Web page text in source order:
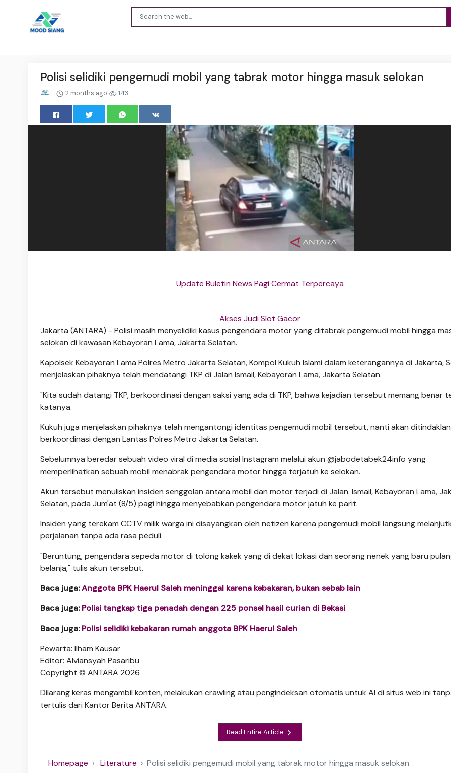
Polisi selidiki pengemudi mobil yang tabrak motor hingga masuk selokan
2 months ago 143
Update Buletin News Pagi Cermat Terpercaya
Akses Judi Slot Gacor
Jakarta (ANTARA) - Polisi masih menyelidiki kasus pengendara motor yang ditabrak pengemudi mobil hingga
selokan di kawasan Kebayoran Lama, Jakarta Selatan.
Kapolsek Kebayoran Lama Polres Metro Jakarta Selatan, Kompol Kukuh Islami dalam keterangannya di Jakarta,
menjelaskan pihaknya telah mendatangi TKP di Jalan Ismail, Kebayoran Lama, Jakarta Selatan.
"Kita sudah datangi TKP, berkoordinasi dengan saksi yang ada di TKP, bahwa kejadian tersebut memang benar
katanya.
Kukuh juga menjelaskan pihaknya telah mengantongi identitas pengemudi mobil tersebut, nanti akan
berkoordinasi dengan Lantas Polres Metro Jakarta Selatan.
Sebelumnya beredar sebuah video viral di media sosial Instagram melalui akun @jabodetabek24info yang
memperlihatkan sebuah mobil menabrak pengendara motor hingga terjatuh ke selokan.
Akun tersebut menuliskan insiden senggolan antara mobil dan motor terjadi di Jalan. Ismail, Kebayoran Lama,
Selatan, pada Jum'at (8/5) pagi hingga menyebabkan pengendara motor jatuh ke parit.
Insiden yang terekam CCTV milik warga ini disayangkan oleh netizen karena pengemudi mobil langsung
perjalanan tanpa ada rasa peduli.
"Beruntung, pengendara sepeda motor di tolong kakek yang di dekat lokasi dan seorang nenek yang baru
belanja," tulis akun tersebut.
Baca juga:Anggota BPK Haerul Saleh meninggal karena kebakaran, bukan sebab lain
Baca juga:Polisi tangkap tiga penadah dengan 225 ponsel hasil curian di Bekasi
Baca juga:Polisi selidiki kebakaran rumah anggota BPK Haerul Saleh
Pewarta: Ilham Kausar
Editor: Alviansyah Pasaribu
Copyright © ANTARA 2026
Dilarang keras mengambil konten, melakukan crawling atau pengindeksan otomatis untuk AI di situs web ini
tertulis dari Kantor Berita ANTARA.
Read Entire Article
Homepage Literature Polisi selidiki pengemudi mobil yang tabrak motor hingga masuk selokan